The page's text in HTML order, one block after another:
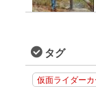
タグ
仮面ライダーカ